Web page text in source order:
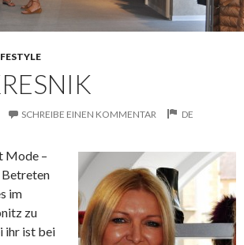
SCHREIBE EINEN KOMMENTAR DE
Mode –
Betreten
im
zu
ihr ist bei